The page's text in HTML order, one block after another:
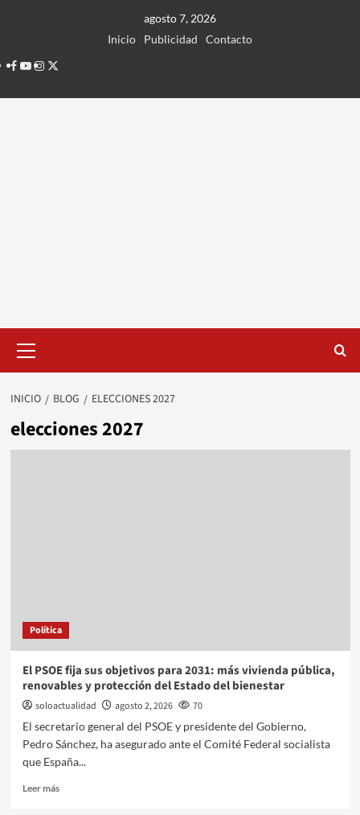
agosto 7, 2026
Inicio
Publicidad
Contacto
Facebook
Youtube
Instagram
Twitter
principal
INICIO BLOG ELECCIONES 2027
elecciones 2027
Política
El PSOE fija sus objetivos para 2031: más vivienda pública,
renovables y protección del Estado del bienestar
soloactualidad agosto 2, 2026
70
El secretario general del PSOE y presidente del Gobierno,
Pedro Sánchez, ha asegurado ante el Comité Federal socialista
que España...
Leer más